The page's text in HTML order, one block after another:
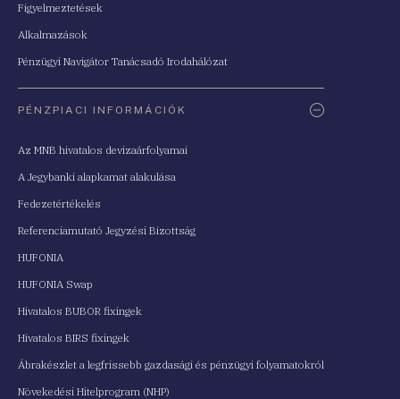
Figyelmeztetések
Alkalmazások
Pénzügyi Navigátor Tanácsadó Irodahálózat
PÉNZPIACI INFORMÁCIÓK
Az MNB hivatalos devizaárfolyamai
A Jegybanki alapkamat alakulása
Fedezetértékelés
Referenciamutató Jegyzési Bizottság
HUFONIA
HUFONIA Swap
Hivatalos BUBOR fixingek
Hivatalos BIRS fixingek
Ábrakészlet a legfrissebb gazdasági és pénzügyi folyamatokról
Növekedési Hitelprogram (NHP)